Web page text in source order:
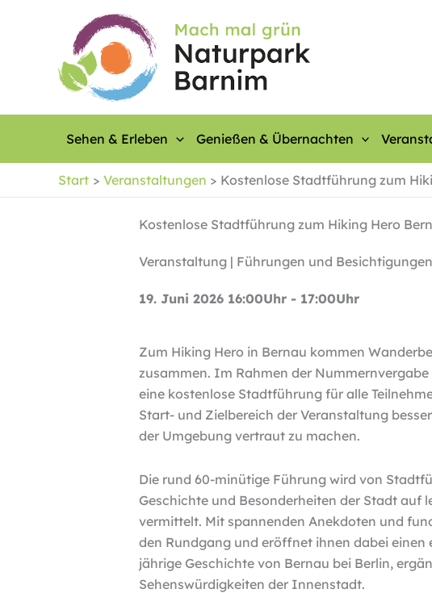
Sehen & Erleben Genießen & Übernachten
Start Veranstaltungen Kostenlose Stadtführung zum
Kostenlose Stadtführung zum Hiking Hero
Veranstaltung | Führungen und Besichtigungen
19. Juni 2026 16:00Uhr - 17:00Uhr
Zum Hiking Hero in Bernau kommen
zusammen. Im Rahmen der
eine kostenlose Stadtführung für alle
Start- und Zielbereich der Veranstaltung
der Umgebung vertraut zu machen.
Die rund 60-minütige Führung wird von
Geschichte und Besonderheiten der Stadt auf
vermittelt. Mit spannenden Anekdoten und
den Rundgang und eröffnet ihnen dabei
jährige Geschichte von Bernau bei Berlin,
Sehenswürdigkeiten der Innenstadt.